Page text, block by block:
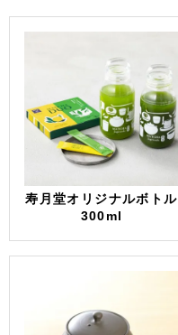
寿月堂オリジナルボトル
300ml